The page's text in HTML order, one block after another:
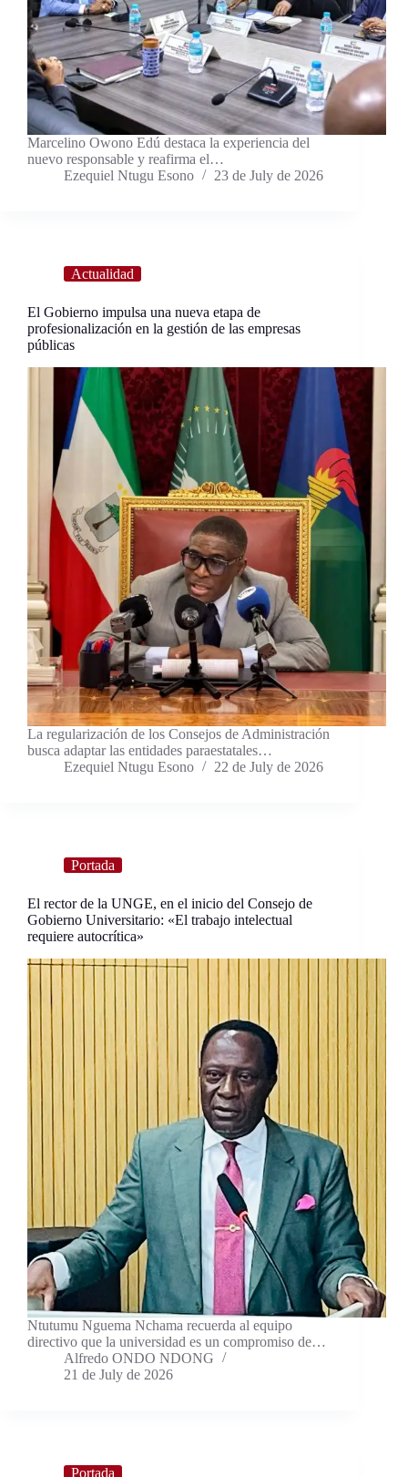
Marcelino Owono Edú destaca la experiencia del
nuevo responsable y reafirma el…
Ezequiel Ntugu Esono
23 de July de 2026
Actualidad
El Gobierno impulsa una nueva etapa de
profesionalización en la gestión de las empresas
públicas
La regularización de los Consejos de Administración
busca adaptar las entidades paraestatales…
Ezequiel Ntugu Esono
22 de July de 2026
Portada
El rector de la UNGE, en el inicio del Consejo de
Gobierno Universitario: «El trabajo intelectual
requiere autocrítica»
Ntutumu Nguema Nchama recuerda al equipo
directivo que la universidad es un compromiso de…
Alfredo ONDO NDONG
21 de July de 2026
Portada